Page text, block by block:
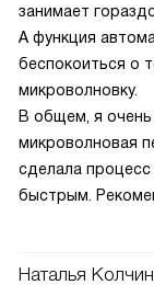
занимает
А функция
беспокоиться о
микроволновку.
В общем, я очень
микроволновая
сделала
быстрым.
Наталья